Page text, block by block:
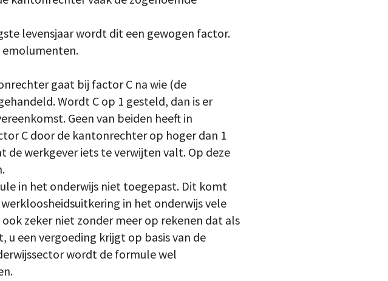
levensjaar wordt dit een gewogen factor.
emolumenten.
gaat bij factor C na wie (de
Wordt C op 1 gesteld, dan is er
Geen van beiden heeft in
C door de kantonrechter op hoger dan 1
werkgever iets te verwijten valt. Op deze
in het onderwijs niet toegepast. Dit komt
in het onderwijs vele
zeker niet zonder meer op rekenen dat als
een vergoeding krijgt op basis van de
wordt de formule wel